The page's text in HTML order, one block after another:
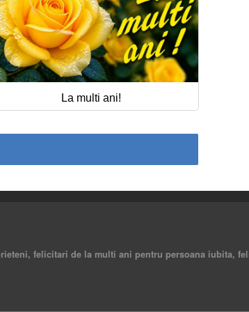
La multi ani!
felicitari de la multi ani pentru persoana iubita,